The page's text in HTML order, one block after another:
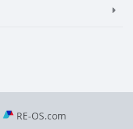
RE-OS.com